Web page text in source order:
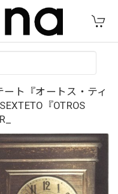
ト『オートス・ティ
『OTROS